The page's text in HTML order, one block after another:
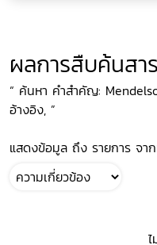
ผลการสืบค้นสา
“ ค้นหา คำสำคัญ:
อ้างอิง, ”
แสดงข้อมูล ถึง รายการ จา